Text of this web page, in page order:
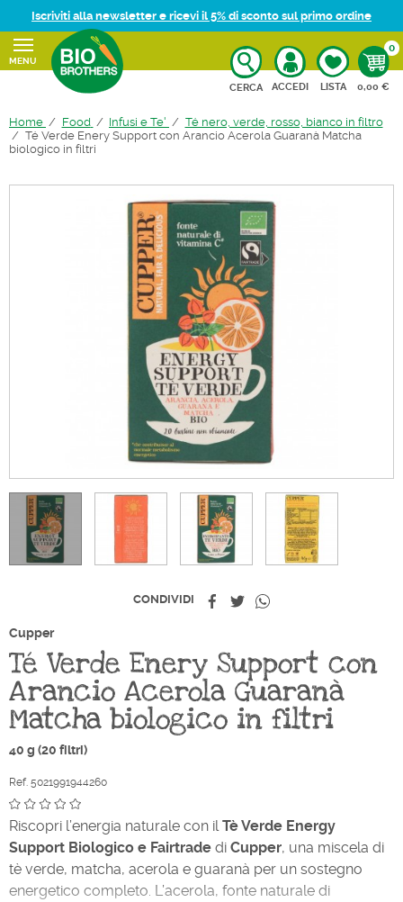
Iscriviti alla newsletter e ricevi il 5% di sconto sul primo ordine
MENU
CERCA ACCEDI LISTA
0
0,00 €
Home Food Infusi e Te'
Té nero, verde, rosso, bianco in filtro
Té Verde Enery Support con Arancio Acerola Guaranà Matcha
biologico in filtri
CONDIVIDI Condividi
TwittaWhatsapp
Cupper
Té Verde Enery Support con
Arancio Acerola Guaranà
Matcha biologico in filtri
40 g (20 filtri)
Ref. 5021991944260
Riscopri l’energia naturale con il Tè Verde Energy
Support Biologico e Fairtrade di Cupper, una miscela di
tè verde, matcha, acerola e guaranà per un sostegno
energetico completo. L’acerola, fonte naturale di